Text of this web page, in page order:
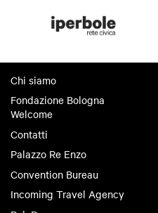
Chi siamo
Fondazione Bologna
Welcome
Contatti
Palazzo Re Enzo
Convention Bureau
Incoming Travel Agency